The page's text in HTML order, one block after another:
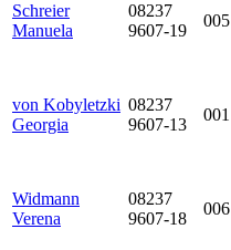
Schreier
Manuela
08237
9607-19
005
von Kobyletzki
Georgia
08237
9607-13
001
Widmann
Verena
08237
9607-18
006